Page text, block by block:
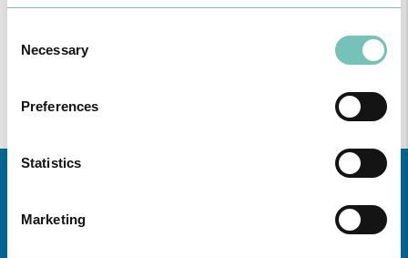
Selection
Necessary
Preferences
Statistics
Marketing
conhecimento técnico c…